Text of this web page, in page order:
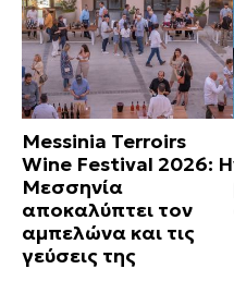
Messinia Terroirs
Wine Festival 2026: Η
Μεσσηνία
αποκαλύπτει τον
αμπελώνα και τις
γεύσεις της